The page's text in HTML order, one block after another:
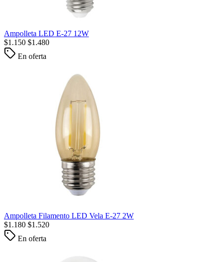
Ampolleta LED E-27 12W
$1.150 $1.480
En oferta
Ampolleta Filamento LED Vela E-27 2W
$1.180 $1.520
En oferta